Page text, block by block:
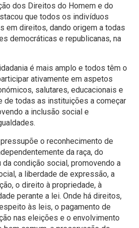
dos Direitos do Homem e do
que todos os indivíduos
em direitos, dando origem a todas
democráticas e republicanas, na
é mais amplo e todos têm o
ativamente em aspetos
salutares, educacionais e
de todas as instituições a começar
a inclusão social e
o reconhecimento de
da raça, do
da condição social, promovendo a
a liberdade de expressão, a
o direito à propriedade, à
perante a lei. Onde há direitos,
às leis, o pagamento de
nas eleições e o envolvimento